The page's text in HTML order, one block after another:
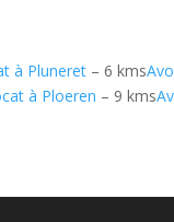
à Pluneret – 6 kms
à Ploeren – 9 kms